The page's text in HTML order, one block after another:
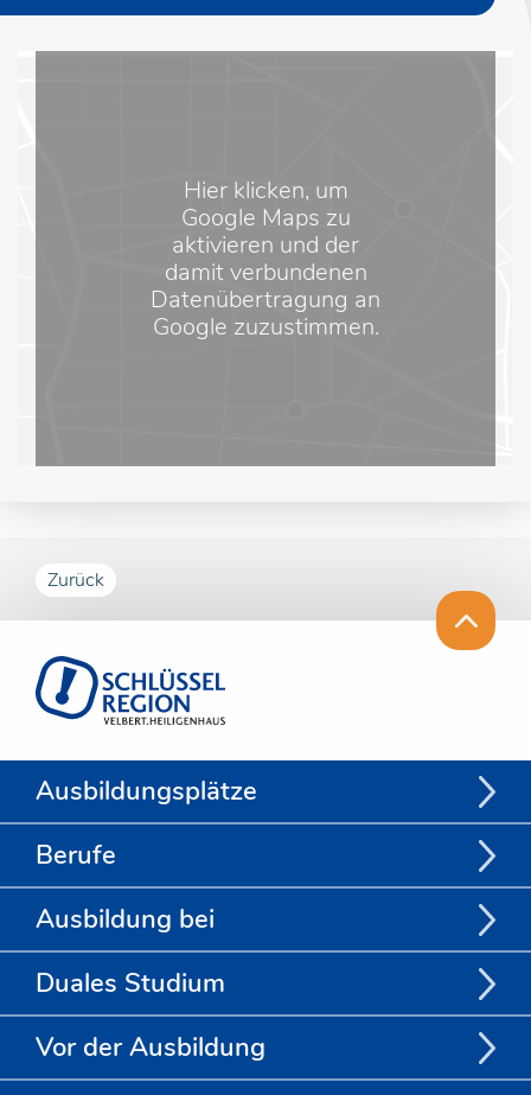
Hier klicken, um
Google Maps zu
aktivieren und der
damit verbundenen
Datenübertragung an
Google zuzustimmen.
Zurück
Ausbildungsplätze
Berufe
Ausbildung bei
Duales Studium
Vor der Ausbildung